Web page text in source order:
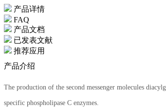
产品详情
FAQ
产品文档
已发表文献
推荐应用
产品介绍
The production of the second messenger molecules
specific phospholipase C enzymes.